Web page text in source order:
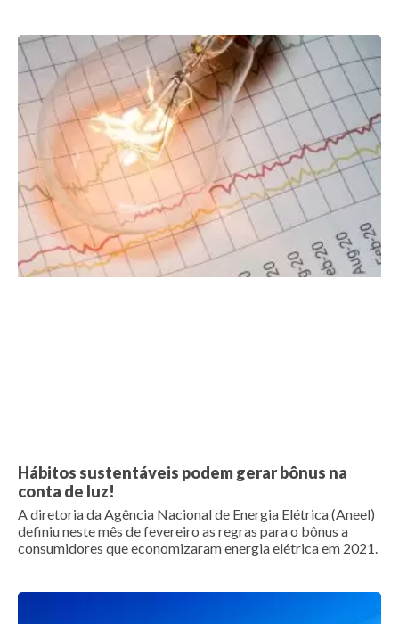
Hábitos sustentáveis podem gerar bônus na
conta de luz!
A diretoria da Agência Nacional de Energia Elétrica (Aneel)
definiu neste mês de fevereiro as regras para o bônus a
consumidores que economizaram energia elétrica em 2021.